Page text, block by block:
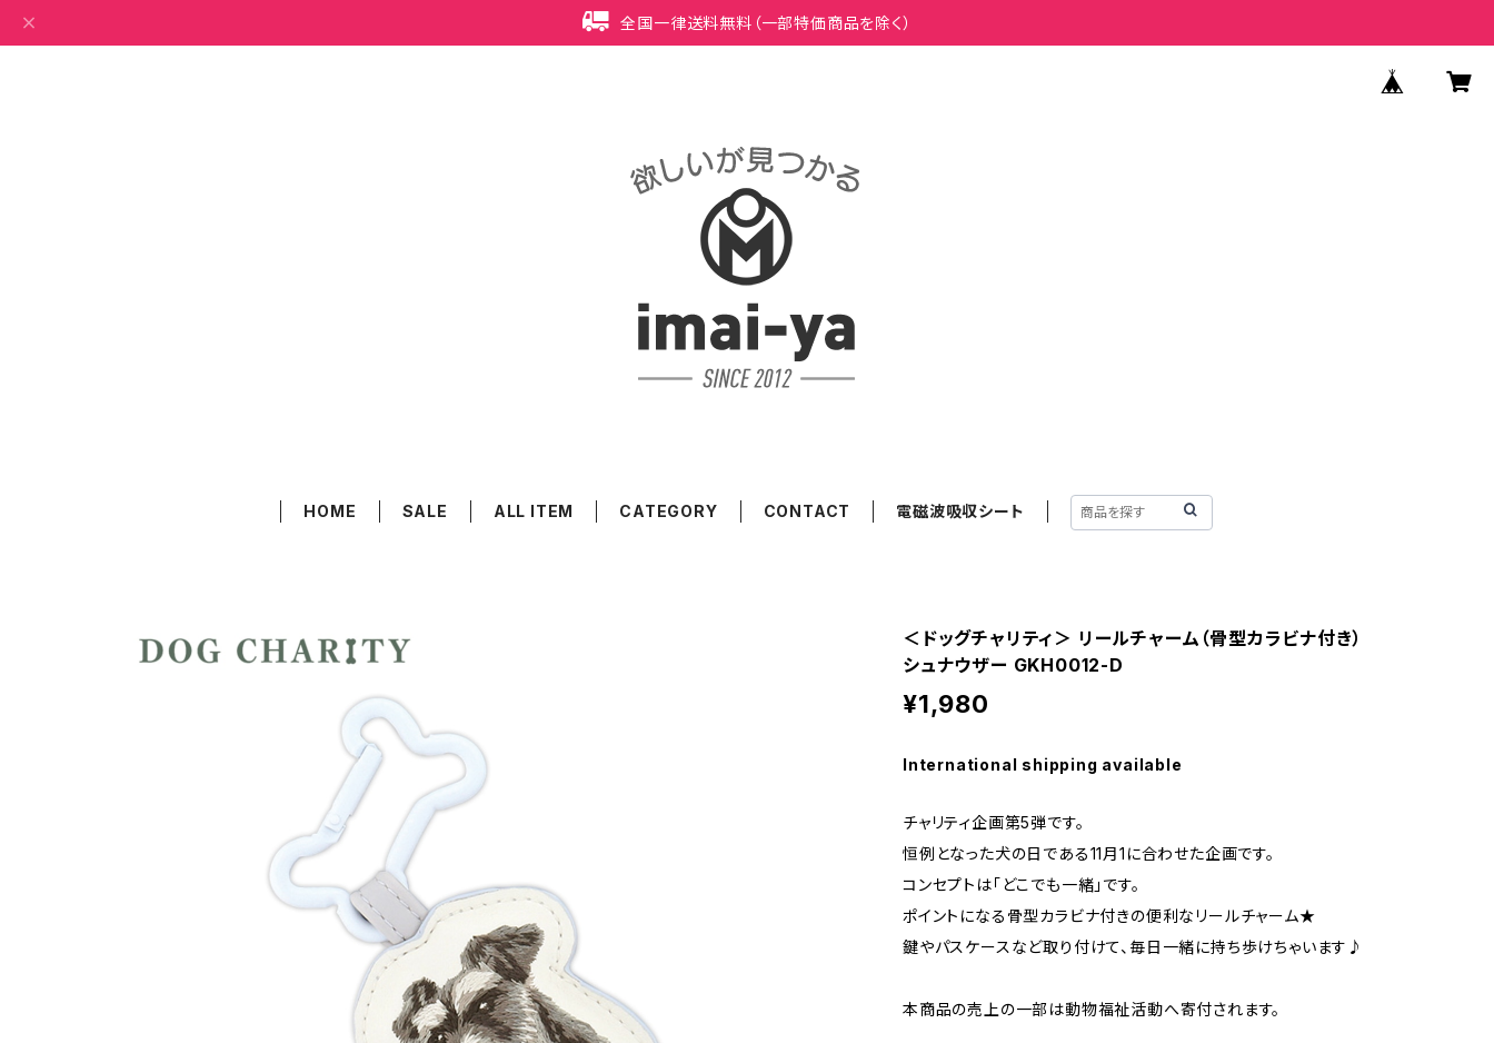
全国一律送料無料（一部特価商品を除く）
HOME SALE ALL ITEM CATEGORY CONTACT 電磁波吸収シート
＜ドッグチャリティ＞ リールチャーム（骨型カラビナ付き）
シュナウザー GKH0012-D
¥1,980
International shipping available
チャリティ企画第5弾です。
恒例となった犬の日である11月1に合わせた企画です。
コンセプトは「どこでも一緒」です。
ポイントになる骨型カラビナ付きの便利なリールチャーム★
鍵やパスケースなど取り付けて、毎日一緒に持ち歩けちゃいます♪
本商品の売上の一部は動物福祉活動へ寄付されます。